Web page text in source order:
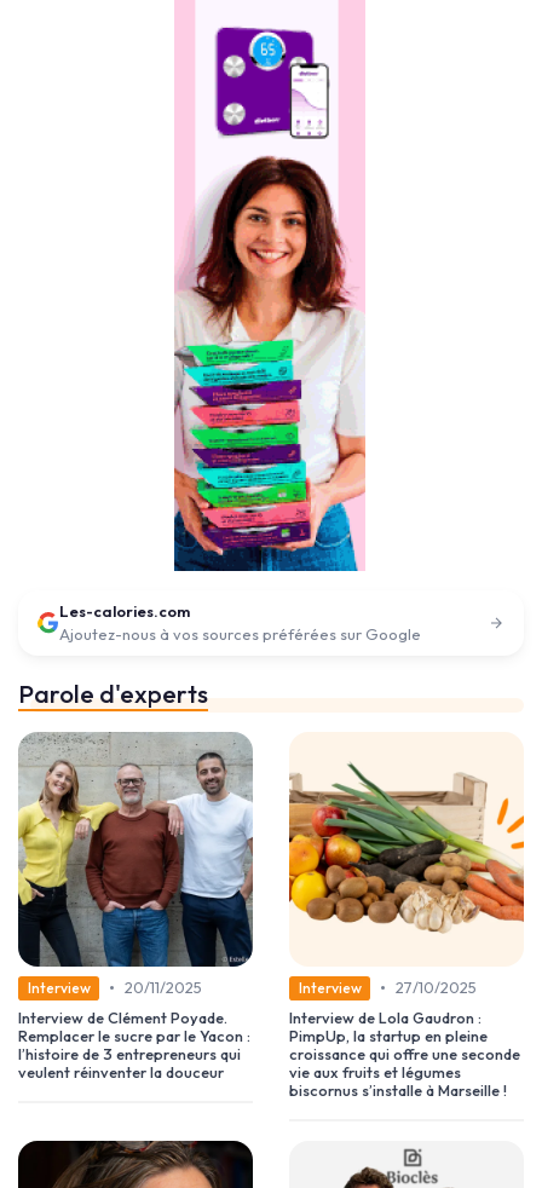
Les-calories.com
Ajoutez-nous à vos sources préférées sur Google
Parole d'experts
Interview • 20/11/2025
Interview de Clément Poyade.
Remplacer le sucre par le Yacon :
l’histoire de 3 entrepreneurs qui
veulent réinventer la douceur
Interview • 27/10/2025
Interview de Lola Gaudron :
PimpUp, la startup en pleine
croissance qui offre une seconde
vie aux fruits et légumes
biscornus s’installe à Marseille !